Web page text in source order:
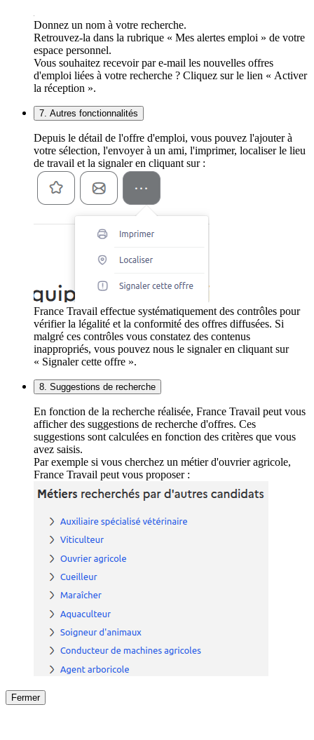
Donnez un nom à votre recherche.
Retrouvez-la dans la rubrique « Mes alertes emploi » de votre
espace personnel.
Vous souhaitez recevoir par e-mail les nouvelles offres
d'emploi liées à votre recherche ? Cliquez sur le lien « Activer
la réception ».
7. Autres fonctionnalités
Depuis le détail de l'offre d'emploi, vous pouvez l'ajouter à
votre sélection, l'envoyer à un ami, l'imprimer, localiser le lieu
de travail et la signaler en cliquant sur :
France Travail effectue systématiquement des contrôles pour
vérifier la légalité et la conformité des offres diffusées. Si
malgré ces contrôles vous constatez des contenus
inappropriés, vous pouvez nous le signaler en cliquant sur
« Signaler cette offre ».
8. Suggestions de recherche
En fonction de la recherche réalisée, France Travail peut vous
afficher des suggestions de recherche d'offres. Ces
suggestions sont calculées en fonction des critères que vous
avez saisis.
Par exemple si vous cherchez un métier d'ouvrier agricole,
France Travail peut vous proposer :
Fermer